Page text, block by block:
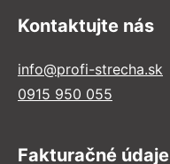
Kontaktujte nás
info@profi-strecha.sk
0915 950 055
Fakturačné údaje